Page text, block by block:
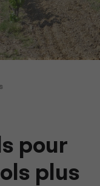
pour
plus